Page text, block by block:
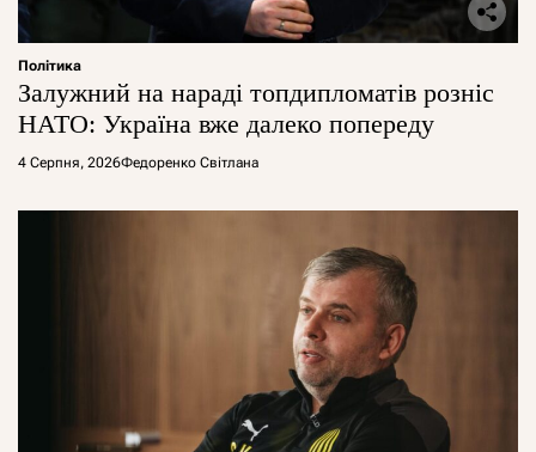
Політика
Залужний на нараді топдипломатів розніс
НАТО: Україна вже далеко попереду
4 Серпня, 2026Федоренко Світлана